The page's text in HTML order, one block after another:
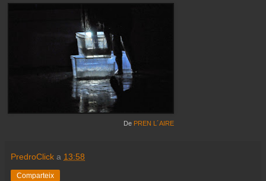
De PREN L´AIRE
PredroClick a 13:58
Comparteix